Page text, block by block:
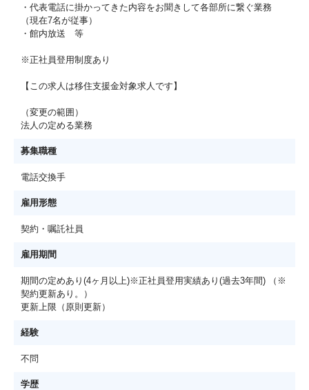
・代表電話に掛かってきた内容をお聞きして各部所に繋ぐ業務
（現在7名が従事）
・館内放送 等
※正社員登用制度あり
【この求人は移住支援金対象求人です】
（変更の範囲）
法人の定める業務
募集職種
電話交換手
雇用形態
契約・嘱託社員
雇用期間
期間の定めあり(4ヶ月以上)※正社員登用実績あり(過去3年間) （※
契約更新あり。）
更新上限（原則更新）
経験
不問
学歴